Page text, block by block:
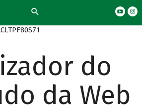
do
da Web